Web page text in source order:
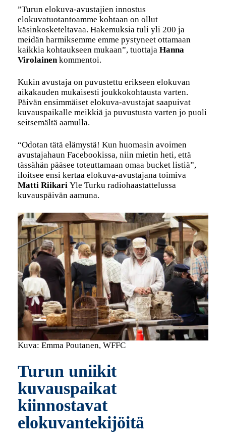
”Turun elokuva-avustajien innostus
elokuvatuotantoamme kohtaan on ollut
käsinkosketeltavaa. Hakemuksia tuli yli 200 ja
meidän harmiksemme emme pystyneet ottamaan
kaikkia kohtaukseen mukaan”, tuottaja Hanna
Virolainenkommentoi.
Kukin avustaja on puvustettu erikseen elokuvan
aikakauden mukaisesti joukkokohtausta varten.
Päivän ensimmäiset elokuva-avustajat saapuivat
kuvauspaikalle meikkiä ja puvustusta varten jo puoli
seitsemältä aamulla.
“Odotan tätä elämystä! Kun huomasin avoimen
avustajahaun Facebookissa, niin mietin heti, että
tässähän pääsee toteuttamaan omaa bucket listiä”,
iloitsee ensi kertaa elokuva-avustajana toimiva
Matti Riikari Yle Turku radiohaastattelussa
kuvauspäivän aamuna.
Kuva: Emma Poutanen, WFFC
Turun uniikit
kuvauspaikat
kiinnostavat
elokuvantekijöitä